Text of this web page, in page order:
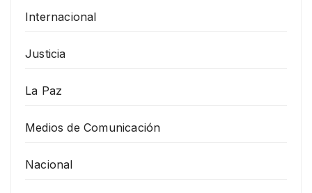
Internacional
Justicia
La Paz
Medios de Comunicación
Nacional